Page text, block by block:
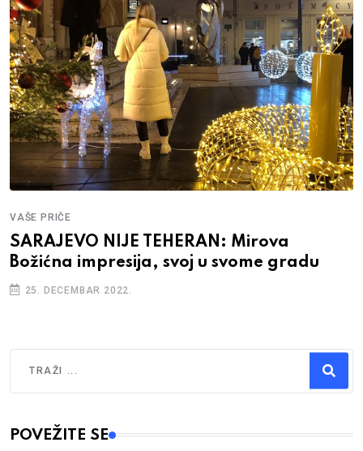
VAŠE PRIČE
SARAJEVO NIJE TEHERAN: Mirova
Božićna impresija, svoj u svome gradu
25. DECEMBAR 2022.
Type 2 or more characters for results.
POVEŽITE SE